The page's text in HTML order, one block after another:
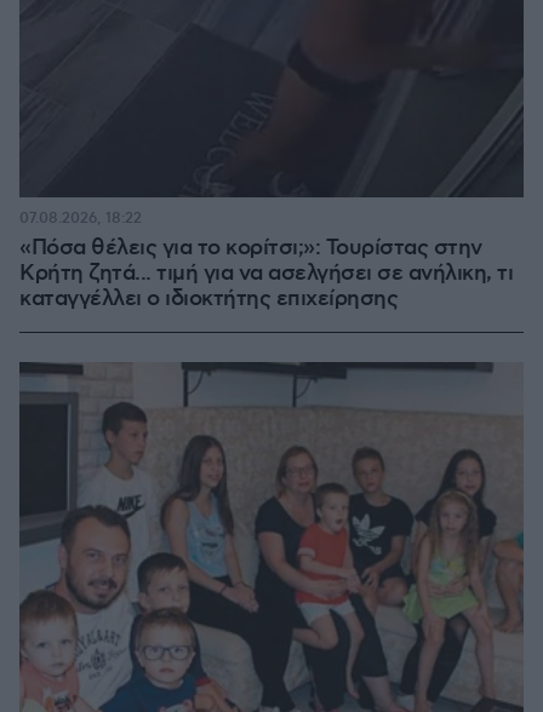
«Πόσα θέλεις για το κορίτσι;»: Τουρίστας στην
Κρήτη ζητά... τιμή για να ασελγήσει σε ανήλικη, τι
καταγγέλλει ο ιδιοκτήτης επιχείρησης
07.08.2026, 18:22